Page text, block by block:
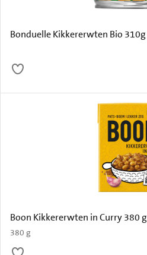
Bonduelle Kikkererwten Bio 310g
Boon Kikkererwten in Curry 380 g
380 g